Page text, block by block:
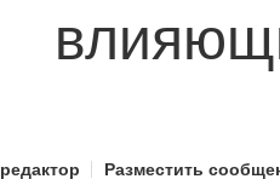
редактор Разместить